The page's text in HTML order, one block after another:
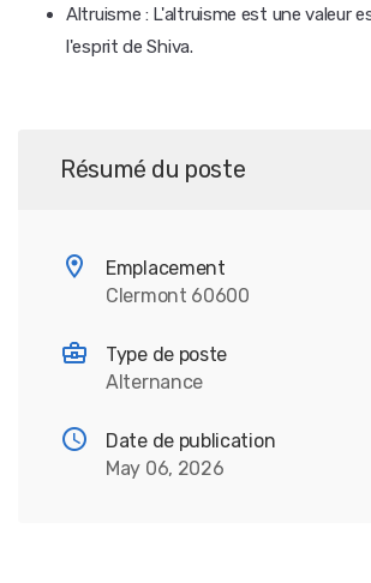
Altruisme : L'altruisme est une valeur
l'esprit de Shiva.
Résumé du poste
Emplacement
Clermont 60600
Type de poste
Alternance
Date de publication
May 06, 2026